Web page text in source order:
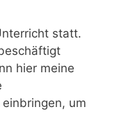
statt.
hier meine
um